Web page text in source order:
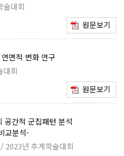
술대회
원문보기
면적 변화 연구
대회
원문보기
공간적 군집패턴 분석
교분석-
2023년 추계학술대회